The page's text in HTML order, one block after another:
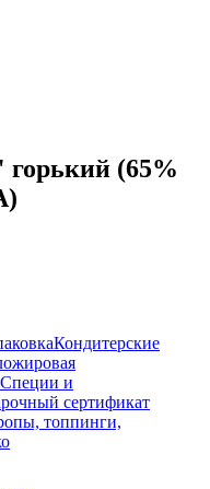
(65%
Кондитерские
Специи и
сертификат
топпинги,